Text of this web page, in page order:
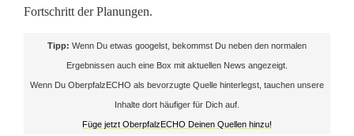
n
Fortschritt der Planungen.
Tipp: Wenn Du etwas googelst, bekommst Du neben den normalen
Ergebnissen auch eine Box mit aktuellen News angezeigt.
Wenn Du OberpfalzECHO als bevorzugte Quelle hinterlegst, tauchen unsere
Inhalte dort häufiger für Dich auf.
Füge jetzt OberpfalzECHO Deinen Quellen hinzu!